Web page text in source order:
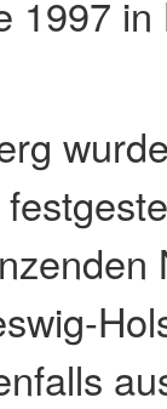
1997